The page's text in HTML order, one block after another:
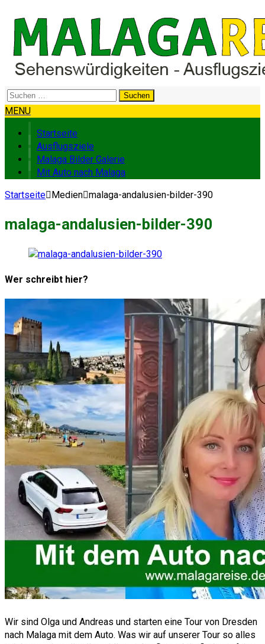
Suchen
nach:
MENU
Startseite
Ausflugsziele
Malaga Bilder Galerie
Mit Auto nach Malaga
Startseite Medien malaga-andalusien-bilder-390
malaga-andalusien-bilder-390
Wer schreibt hier?
Wir sind Olga und Andreas und starten eine Tour von Dresden
nach Malaga mit dem Auto. Was wir auf unserer Tour so alles